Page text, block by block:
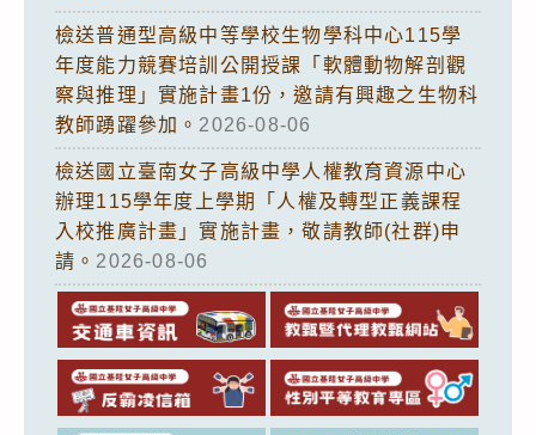
檢送普通型高級中等學校生物學科中心115學
年度能力競賽培訓公開授課「軟體動物解剖觀
察與推理」實施計畫1份，邀請有興趣之生物科
教師踴躍參加。 2026-08-06
檢送國立臺南女子高級中學人權教育資源中心
辦理115學年度上學期「人權及轉型正義課程
入校推廣計畫」實施計畫，敬請教師(社群)申
請。 2026-08-06